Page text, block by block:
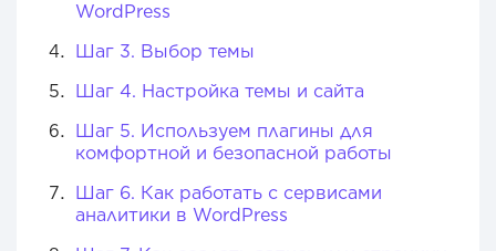
WordPress
Шаг 3. Выбор темы
Шаг 4. Настройка темы и сайта
Шаг 5. Используем плагины для
комфортной и безопасной работы
Шаг 6. Как работать с сервисами
аналитики в WordPress